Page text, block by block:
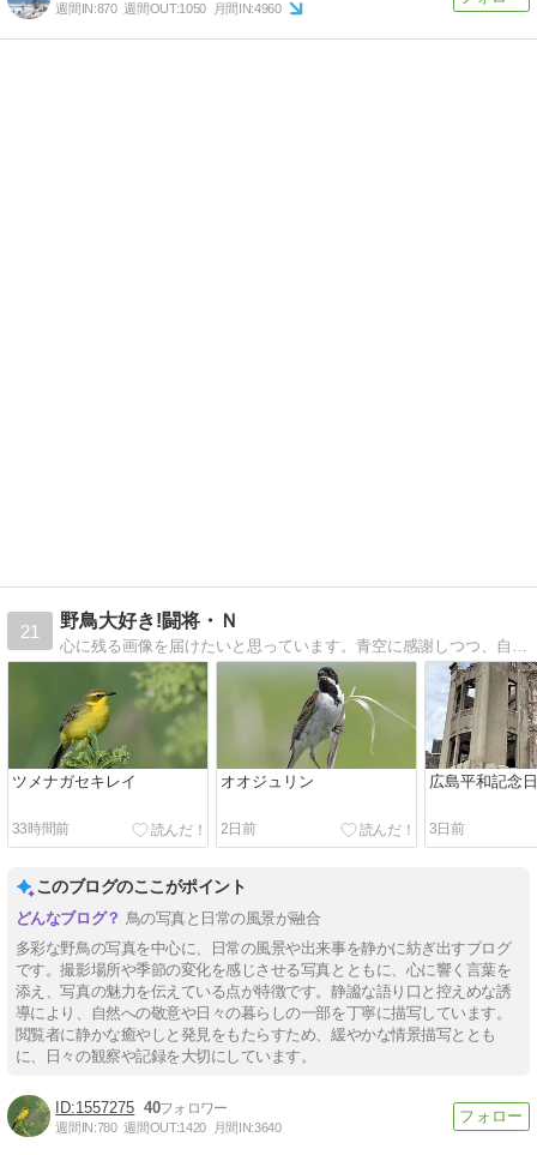
週間IN:870 週間OUT:1050 月間IN:4960
21
野鳥大好き!闘将・Ｎ
ツメナガセキレイ
33時間前
オオジュリン
2日前
広島平和記念日
3日前
このブログのここがポイント
鳥の写真と日常の風景が融合
多彩な野鳥の写真を中心に、日常の風景や出来事を静かに紡ぎ出すブログ
です。撮影場所や季節の変化を感じさせる写真とともに、心に響く言葉を
添え、写真の魅力を伝えている点が特徴です。静謐な語り口と控えめな誘
導により、自然への敬意や日々の暮らしの一部を丁寧に描写しています。
閲覧者に静かな癒やしと発見をもたらすため、緩やかな情景描写ととも
に、日々の観察や記録を大切にしています。
1557275 40
週間IN:780 週間OUT:1420 月間IN:3640